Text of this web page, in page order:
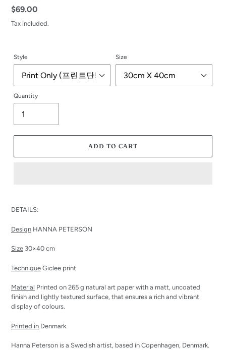
Regular
price
$69.00
Tax included.
Style Size
Quantity
ADD TO CART
to
cart
DETAILS:
Design HANNA PETERSON
Size 30×40 cm
Technique Giclee print
Material Printed on 265 g natural art paper with a matt, uncoated
finish and lightly textured surface, that ensures a rich and vibrant
display of colours.
Printed in Denmark
Hanna Peterson is a Swedish artist, based in Copenhagen, Denmark.